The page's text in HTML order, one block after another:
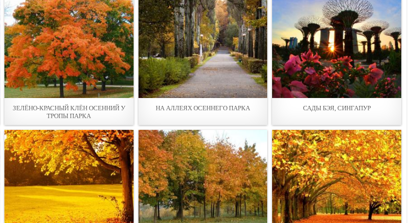
ЗЕЛЁНО-КРАСНЫЙ КЛЁН ОСЕННИЙ У
ТРОПЫ ПАРКА
НА АЛЛЕЯХ ОСЕННЕГО ПАРКА САДЫ БЭЯ, СИНГАПУР